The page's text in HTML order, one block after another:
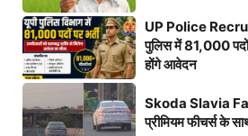
UP Police
पुलिस में 81,000 पदों
होंगे आवेदन
Skoda Slavia
प्रीमियम फीचर्स के